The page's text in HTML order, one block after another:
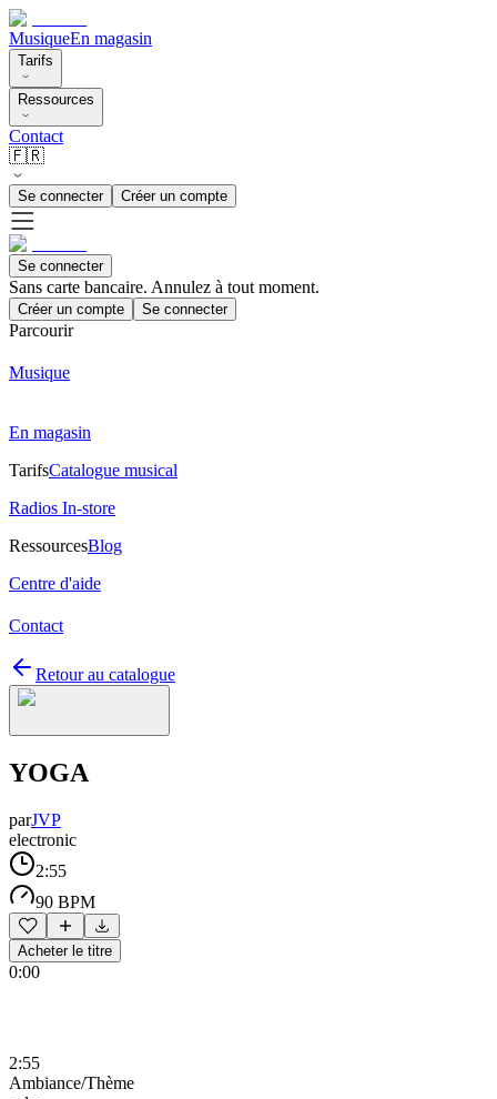
MusiqueEn magasin
Tarifs
Ressources
Contact
🇫🇷
Se connecter Créer un compte
Se connecter
Sans carte bancaire. Annulez à tout moment.
Créer un compte Se connecter
Parcourir
Musique
En magasin
TarifsCatalogue musical
Radios In-store
RessourcesBlog
Centre d'aide
Contact
Retour au catalogue
YOGA
parJVP
electronic
2:55
90 BPM
Acheter le titre
0:00
2:55
Ambiance/Thème